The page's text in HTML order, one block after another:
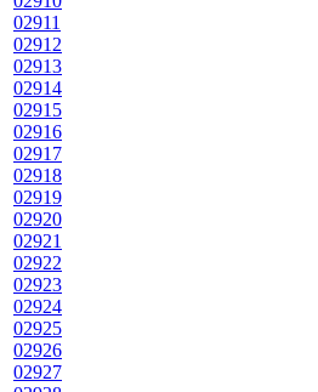
02911
02912
02913
02914
02915
02916
02917
02918
02919
02920
02921
02922
02923
02924
02925
02926
02927